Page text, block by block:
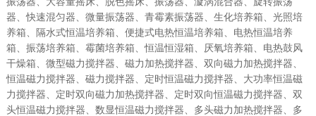
器、快速混匀器、微量振荡器、青霉素振荡器、生化培养箱、光照培
养箱、隔水式恒温培养箱、便捷式电热恒温培养箱、电热恒温培养
箱、振荡培养箱、霉菌培养箱、恒温恒湿箱、厌氧培养箱、电热鼓风
干燥箱、微型磁力搅拌器、磁力加热搅拌器、双向磁力加热搅拌器、
恒温磁力搅拌器、磁力搅拌器、定时恒温磁力搅拌器、大功率恒温磁
力搅拌器、定时双向磁力加热搅拌器、定时双向恒温磁力搅拌器、双
头恒温磁力搅拌器、数显恒温磁力搅拌器、多头磁力加热搅拌器、多